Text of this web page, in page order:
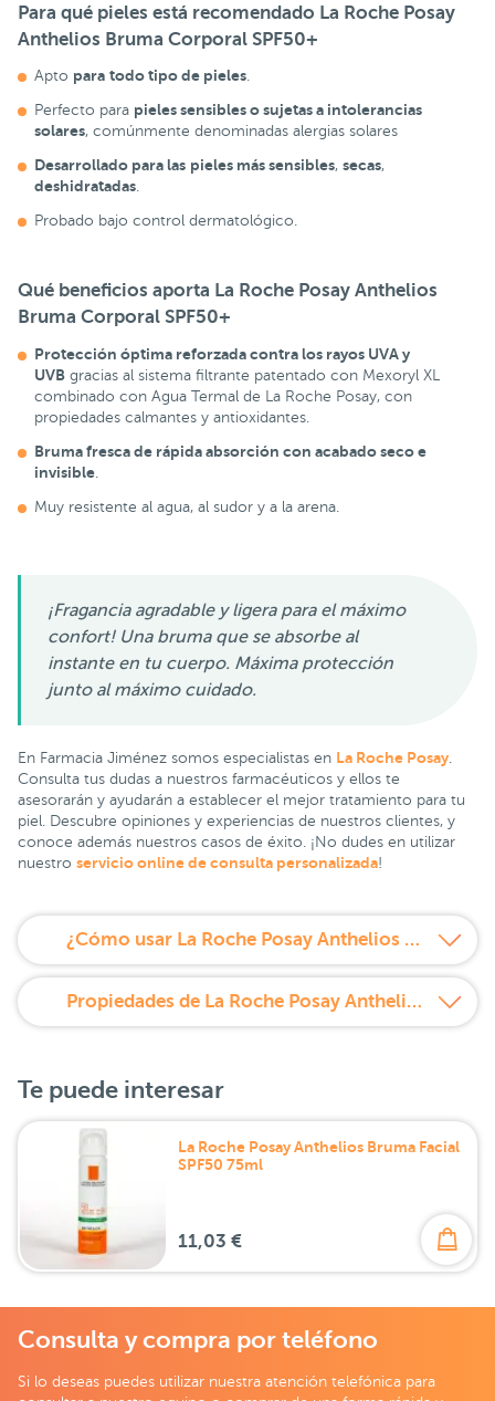
Para qué pieles está recomendado La Roche Posay
Anthelios Bruma Corporal SPF50+
Apto para todo tipo de pieles.
Perfecto para pieles sensibles o sujetas a intolerancias
solares, comúnmente denominadas alergias solares
Desarrollado para las pieles más sensibles, secas,
deshidratadas.
Probado bajo control dermatológico.
Qué beneficios aporta La Roche Posay Anthelios
Bruma Corporal SPF50+
Protección óptima reforzada contra los rayos UVAy
UVB gracias al sistema filtrante patentado con Mexoryl XL
combinado con Agua Termal de La Roche Posay, con
propiedades calmantes y antioxidantes.
Bruma fresca de rápida absorción con acabado seco e
invisible
Muy resistente al agua, al sudor y a la arena.
¡Fragancia agradable y ligera para el máximo
confort! Una bruma que se absorbe al
instante en tu cuerpo. Máxima protección
junto al máximo cuidado.
En Farmacia Jiménez somos especialistas en La Roche Posay
Consulta tus dudas a nuestros farmacéuticos y ellos te
asesorarán y ayudarán a establecer el mejor tratamiento para tu
piel. Descubre opiniones y experiencias de nuestros clientes, y
conoce además nuestros casos de éxito. ¡No dudes en utilizar
nuestro servicio online de consulta personalizada!
¿Cómo usar La Roche Posay Anthelios Bruma Corporal SPF 50+ 200 ml?
Propiedades de La Roche Posay Anthelios Bruma Corporal SPF 50+ 200 ml
Te puede interesar
La Roche Posay Anthelios Bruma Facial
SPF50 75ml
11,03 €
Consulta y compra por teléfono
Si lo deseas puedes utilizar nuestra atención telefónica para